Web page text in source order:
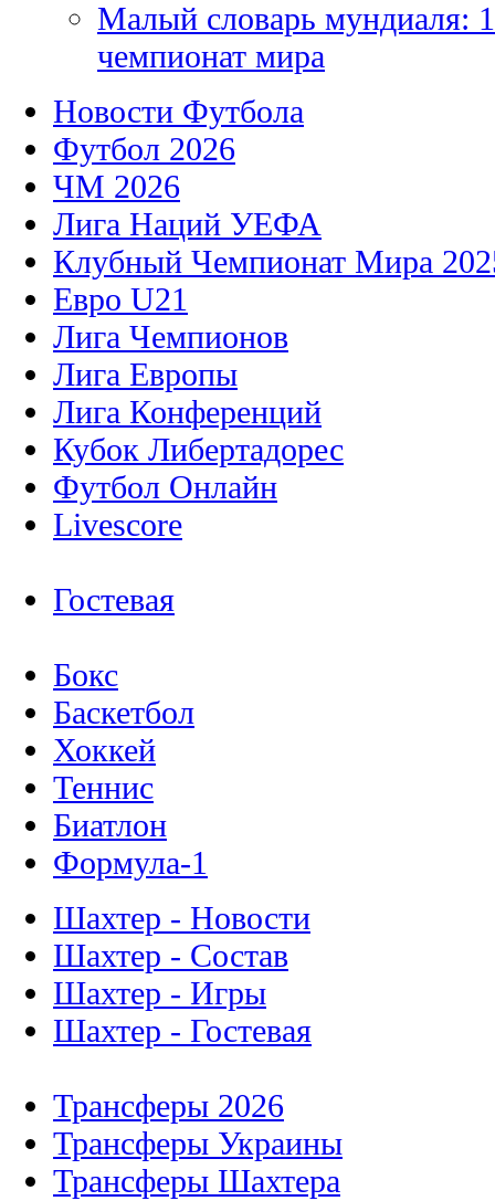
Малый словарь мундиаля:
чемпионат мира
Новости Футбола
Футбол 2026
ЧМ 2026
Лига Наций УЕФА
Клубный Чемпионат Мира
Евро U21
Лига Чемпионов
Лига Европы
Лига Конференций
Кубок Либертадорес
Футбол Онлайн
Livescore
Гостевая
Бокс
Баскетбол
Хоккей
Теннис
Биатлон
Формула-1
Шахтер - Новости
Шахтер - Состав
Шахтер - Игры
Шахтер - Гостевая
Трансферы 2026
Трансферы Украины
Трансферы Шахтера